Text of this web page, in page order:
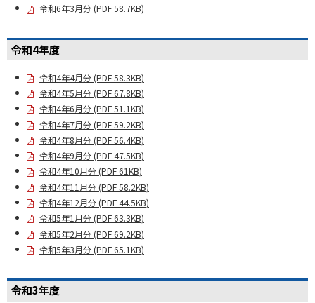
令和6年3月分 (PDF 58.7KB)
令和4年度
令和4年4月分 (PDF 58.3KB)
令和4年5月分 (PDF 67.8KB)
令和4年6月分 (PDF 51.1KB)
令和4年7月分 (PDF 59.2KB)
令和4年8月分 (PDF 56.4KB)
令和4年9月分 (PDF 47.5KB)
令和4年10月分 (PDF 61KB)
令和4年11月分 (PDF 58.2KB)
令和4年12月分 (PDF 44.5KB)
令和5年1月分 (PDF 63.3KB)
令和5年2月分 (PDF 69.2KB)
令和5年3月分 (PDF 65.1KB)
令和3年度